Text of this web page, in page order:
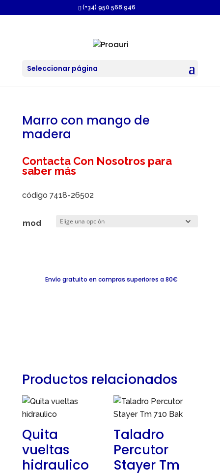
(+34) 950 568 946
Seleccionar página
Marro con mango de
madera
Contacta Con Nosotros para
saber más
código 7418-26502
mod
Envío gratuito en compras superiores a 80€
Productos relacionados
Quita
vueltas
hidraulico
Taladro
Percutor
Stayer Tm